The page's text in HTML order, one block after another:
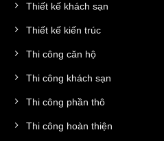
Thiết kế khách sạn
Thiết kế kiến trúc
Thi công căn hộ
Thi công khách sạn
Thi công phần thô
Thi công hoàn thiện